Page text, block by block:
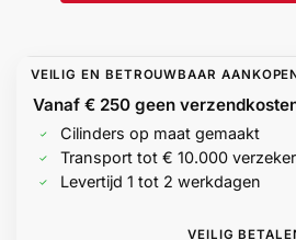
VEILIG EN BETROUWBAAR
Vanaf € 250 geen
Cilinders op maat gemaakt
Transport tot € 10.000
Levertijd 1 tot 2 werkdagen
VEILIG